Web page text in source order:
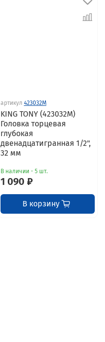
артикул 423032M
KING TONY (423032M)
Головка торцевая
глубокая
двенадцатигранная 1/2",
32 мм
В наличии - 5 шт.
1 090 ₽
В корзину